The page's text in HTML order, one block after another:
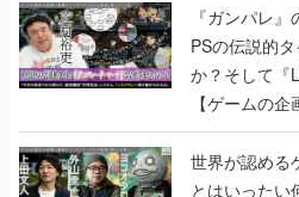
『ガンパレ
PSの伝説的
か？そして『
【ゲームの企
世界が認める
とはいったい